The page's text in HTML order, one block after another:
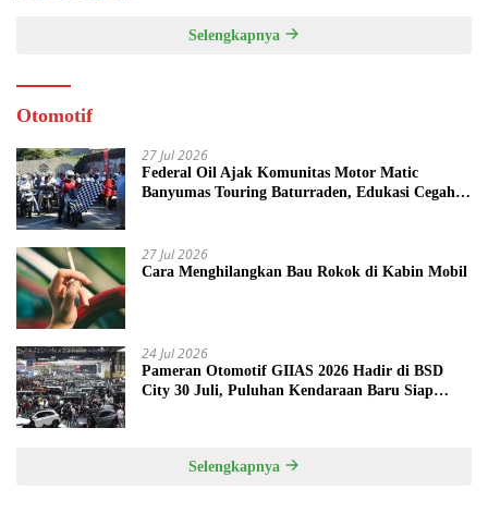
Selengkapnya
Otomotif
27 Jul 2026
Federal Oil Ajak Komunitas Motor Matic
Banyumas Touring Baturraden, Edukasi Cegah
27 Jul 2026
Cara Menghilangkan Bau Rokok di Kabin Mobil
24 Jul 2026
Pameran Otomotif GIIAS 2026 Hadir di BSD
City 30 Juli, Puluhan Kendaraan Baru Siap
Selengkapnya